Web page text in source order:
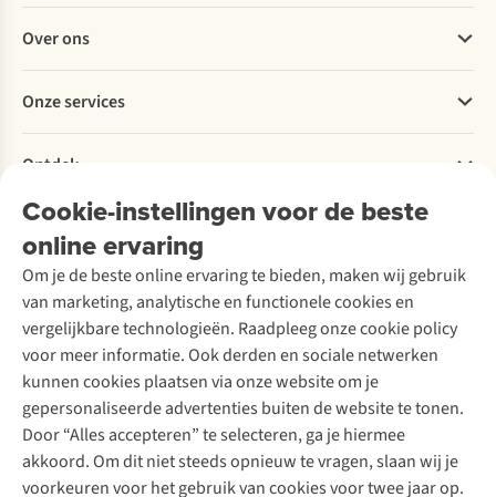
Cookie-instellingen voor de beste
online ervaring
Om je de beste online ervaring te bieden, maken wij gebruik
van marketing, analytische en functionele cookies en
vergelijkbare technologieën. Raadpleeg onze cookie policy
voor meer informatie. Ook derden en sociale netwerken
kunnen cookies plaatsen via onze website om je
gepersonaliseerde advertenties buiten de website te tonen.
Door “Alles accepteren” te selecteren, ga je hiermee
akkoord. Om dit niet steeds opnieuw te vragen, slaan wij je
voorkeuren voor het gebruik van cookies voor twee jaar op.
Bestellen
Betalen
Levering
Retourneren
Bestelling herroepen
Garantie
Contact
Over ons
Explore More
Verantwoord ondernemen
Over Ayacucho
Onze winkels
Over A.S.Adventure
Toegankelijkheidsverklaring
Onze services
Ski-onderhoud
Wasservice
Schoenonderhoud
Schoenherstelling
Kledingherstelling
Retouches
Voor bedrijven
Ontdek
A.S.Magazine
Podcast
Explore Academy
Explore Camp
Gear Check
Inspiratie & advies
Meld je aan voor de nieuwsbrief
Follow us